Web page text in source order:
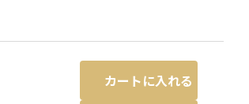
カートに入れる